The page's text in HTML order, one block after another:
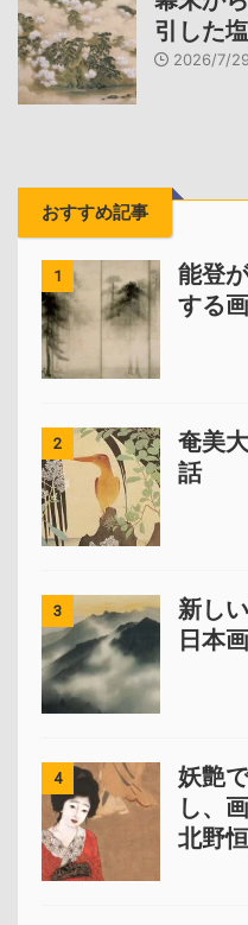
引した
2026/7/
おすすめ記事
1
能登
する
2
奄美
話
3
新し
日本
4
妖艶
し、
北野